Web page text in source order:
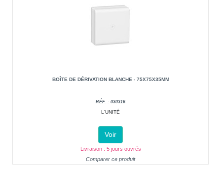
BOÎTE DE DÉRIVATION BLANCHE - 75X75X35MM
RÉF. : 030316
L'UNITÉ
Voir
Livraison : 5 jours ouvrés
Comparer ce produit